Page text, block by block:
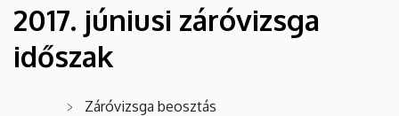
Gazdaságtudományi
Kar
2017. júniusi záróvizsga
időszak
Záróvizsga beosztás